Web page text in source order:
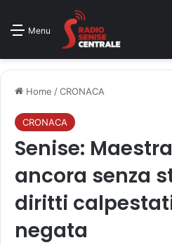
Menu
Home /CRONACA
CRONACA
Senise:
ancora senza
diritti
negata